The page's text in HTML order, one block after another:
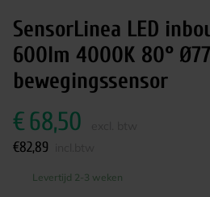
SensorLinea LED
600lm 4000K 80°
bewegingssensor
€68,50
€82,89
Levertijd 2-3 weken